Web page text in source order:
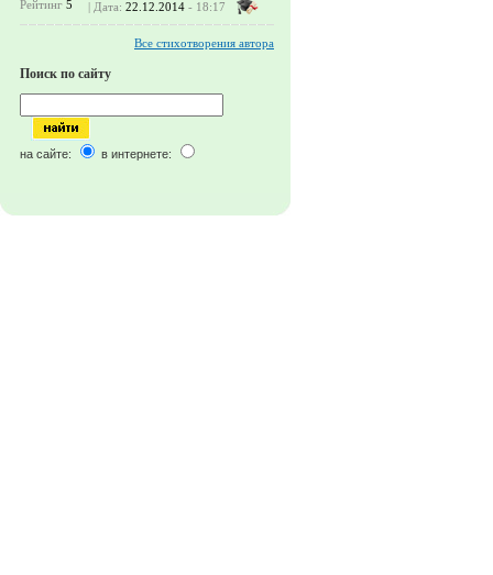
Рейтинг 5 | Дата: 22.12.2014 - 18:17
Все стихотворения автора
Поиск по сайту
на сайте: в интернете: